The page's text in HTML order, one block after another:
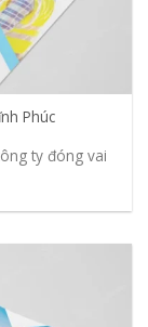
Phúc
ty đóng vai